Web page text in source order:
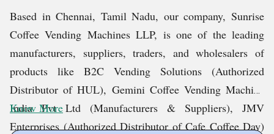
Based in Chennai, Tamil Nadu, our company, Sunrise
Coffee Vending Machines LLP, is one of the leading
manufacturers, suppliers, traders, and wholesalers of
products like B2C Vending Solutions (Authorized
Distributor of HUL), Gemini Coffee Vending Machine
India Pvt Ltd (Manufacturers & Suppliers), JMV
Enterprises (Authorized Distributor of Cafe Coffee Day)
Know More